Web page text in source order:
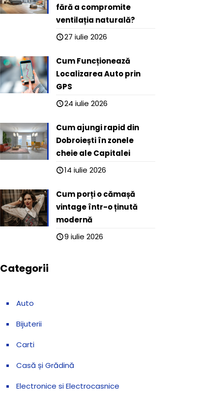
fără a compromite
ventilația naturală?
27 iulie 2026
Cum Funcționează
Localizarea Auto prin
GPS
24 iulie 2026
Cum ajungi rapid din
Dobroiești în zonele
cheie ale Capitalei
14 iulie 2026
Cum porți o cămașă
vintage într-o ținută
modernă
9 iulie 2026
Categorii
Auto
Bijuterii
Carti
Casă și Grădină
Electronice si Electrocasnice